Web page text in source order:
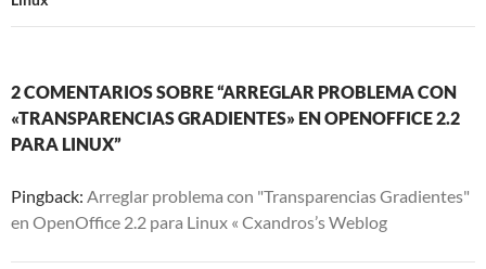
2 COMENTARIOS SOBRE “ARREGLAR PROBLEMA CON
«TRANSPARENCIAS GRADIENTES» EN OPENOFFICE 2.2
PARA LINUX”
Pingback: Arreglar problema con "Transparencias Gradientes"
en OpenOffice 2.2 para Linux « Cxandros’s Weblog